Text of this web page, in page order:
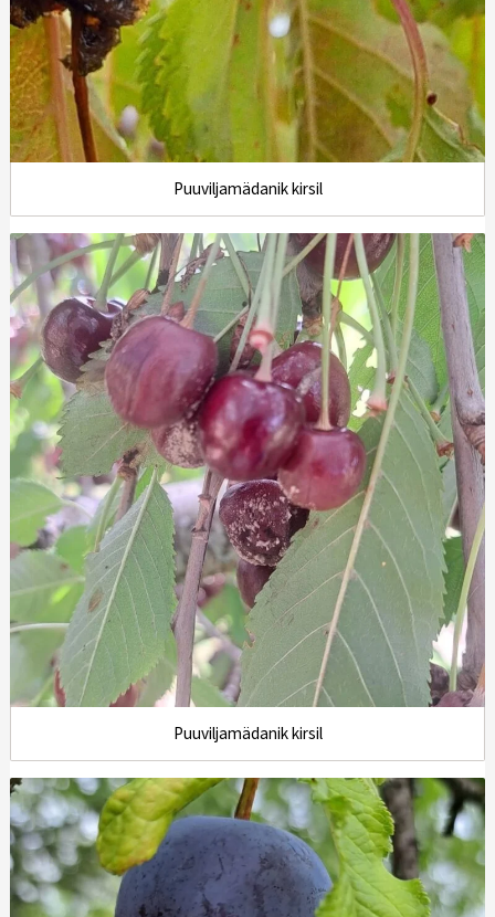
Puuviljamädanik kirsil
Puuviljamädanik kirsil